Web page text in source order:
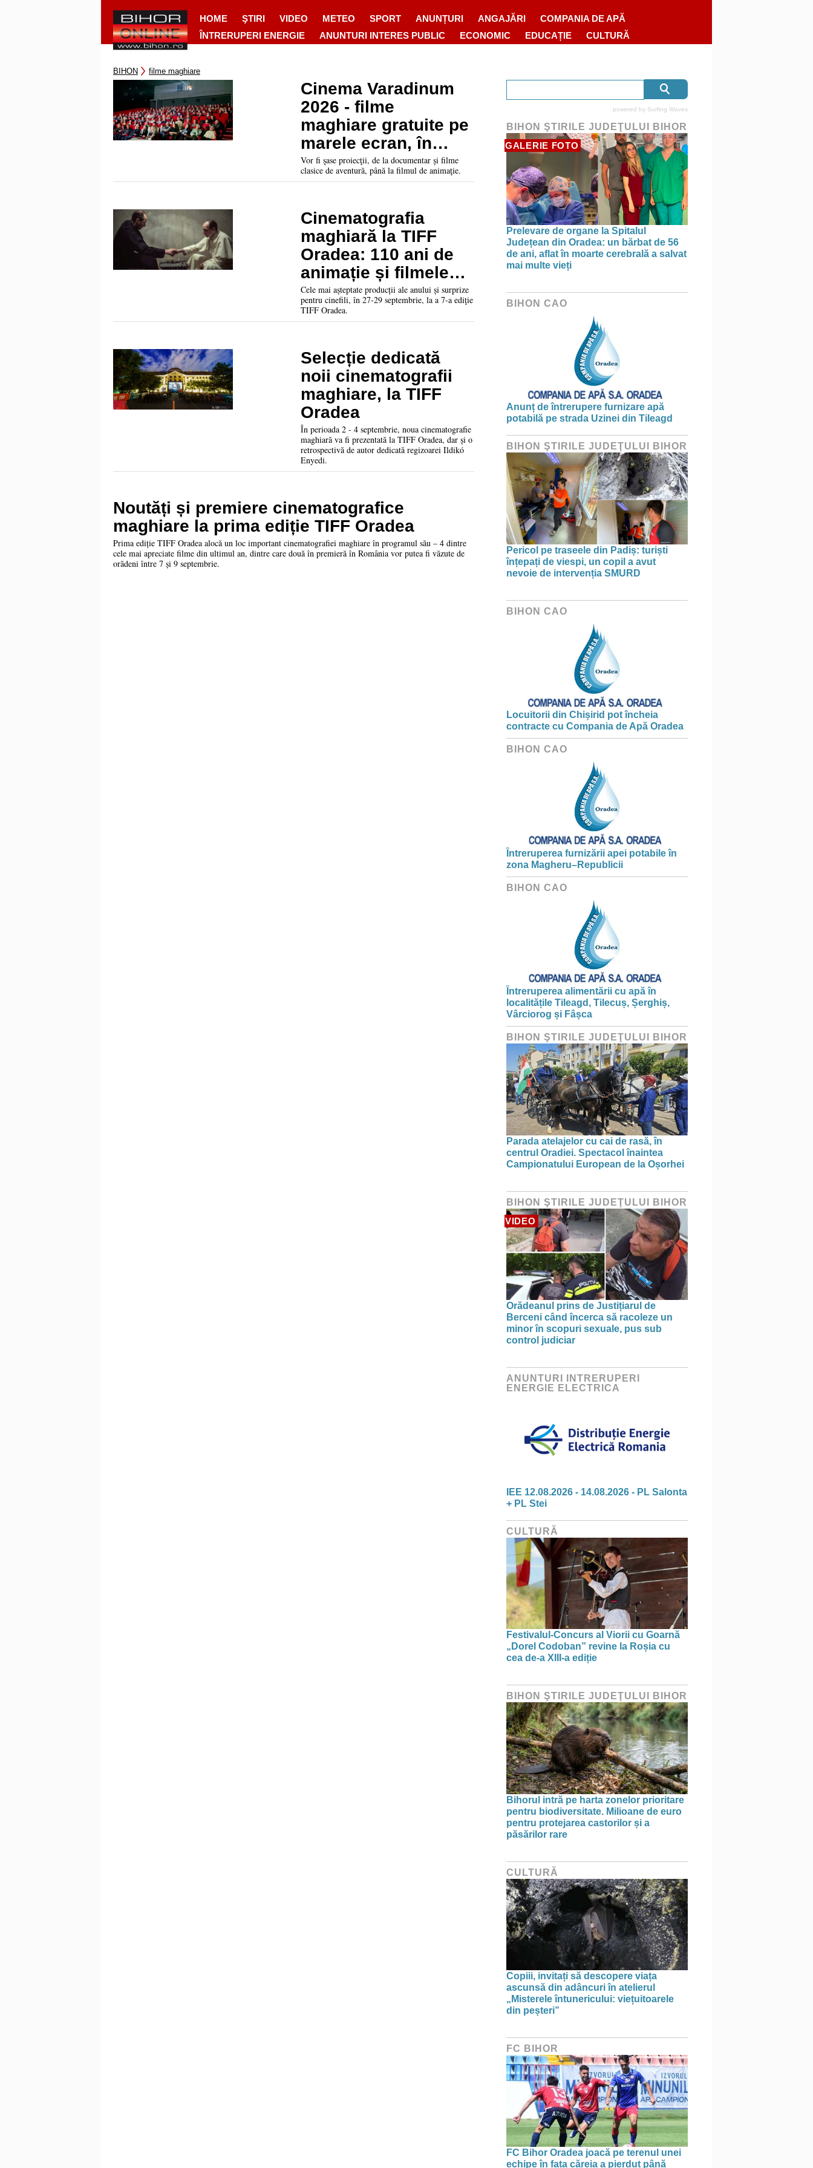
HOME ŞTIRI VIDEO METEO SPORT ANUNȚURI ANGAJĂRI
COMPANIA DE APĂ
ÎNTRERUPERI ENERGIE
ANUNTURI INTERES PUBLIC ECONOMIC EDUCAȚIE CULTURĂ
BIHON filme maghiare
Cinema Varadinum
2026 - filme
maghiare gratuite pe
marele ecran, în
cadrul Festum
Varadinum
Vor fi şase proiecţii, de la documentar și filme
clasice de aventură, până la filmul de animaţie.
Cinematografia
maghiară la TIFF
Oradea: 110 ani de
animație și filmele
momentului. Vezi
programul complet
al festivalului
Cele mai așteptate producții ale anului și surprize
pentru cinefili, în 27-29 septembrie, la a 7-a ediţie
TIFF Oradea.
Selecție dedicată
noii cinematografii
maghiare, la TIFF
Oradea
În perioada 2 - 4 septembrie, noua cinematografie
maghiară va fi prezentată la TIFF Oradea, dar și o
retrospectivă de autor dedicată regizoarei Ildikó
Enyedi.
Noutăți și premiere cinematografice
maghiare la prima ediție TIFF Oradea
Prima ediție TIFF Oradea alocă un loc important cinematografiei maghiare în programul său – 4 dintre
cele mai apreciate filme din ultimul an, dintre care două în premieră în România vor putea fi văzute de
orădeni între 7 și 9 septembrie.
powered by Surfing Waves
BIHON ŞTIRILE JUDEŢULUI BIHOR
GALERIE FOTO
Prelevare de organe la Spitalul
Județean din Oradea: un bărbat de 56
de ani, aflat în moarte cerebrală a salvat
mai multe vieți
BIHON CAO
Anunț de întrerupere furnizare apă
potabilă pe strada Uzinei din Tileagd
BIHON ŞTIRILE JUDEŢULUI BIHOR
Pericol pe traseele din Padiș: turiști
înțepați de viespi, un copil a avut
nevoie de intervenția SMURD
BIHON CAO
Locuitorii din Chișirid pot încheia
contracte cu Compania de Apă Oradea
BIHON CAO
Întreruperea furnizării apei potabile în
zona Magheru–Republicii
BIHON CAO
Întreruperea alimentării cu apă în
localitățile Tileagd, Tilecuș, Șerghiș,
Vârciorog și Fâșca
BIHON ŞTIRILE JUDEŢULUI BIHOR
Parada atelajelor cu cai de rasă, în
centrul Oradiei. Spectacol înaintea
Campionatului European de la Oșorhei
BIHON ŞTIRILE JUDEŢULUI BIHOR
VIDEO
Orădeanul prins de Justițiarul de
Berceni când încerca să racoleze un
minor în scopuri sexuale, pus sub
control judiciar
ANUNTURI INTRERUPERI
ENERGIE ELECTRICA
IEE 12.08.2026 - 14.08.2026 - PL Salonta
+ PL Stei
CULTURĂ
Festivalul-Concurs al Viorii cu Goarnă
„Dorel Codoban” revine la Roșia cu
cea de-a XIII-a ediție
BIHON ŞTIRILE JUDEŢULUI BIHOR
Bihorul intră pe harta zonelor prioritare
pentru biodiversitate. Milioane de euro
pentru protejarea castorilor și a
păsărilor rare
CULTURĂ
Copiii, invitați să descopere viața
ascunsă din adâncuri în atelierul
„Misterele întunericului: viețuitoarele
din peșteri”
FC BIHOR
FC Bihor Oradea joacă pe terenul unei
echipe în fața căreia a pierdut până